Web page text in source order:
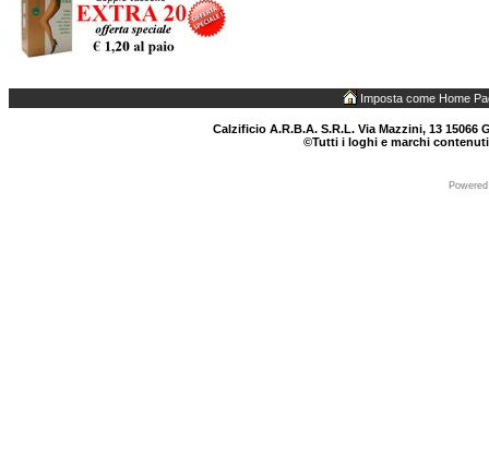
Imposta come Home
Calzificio A.R.B.A. S.R.L. Via Mazzini, 13 15066
©Tutti i loghi e marchi